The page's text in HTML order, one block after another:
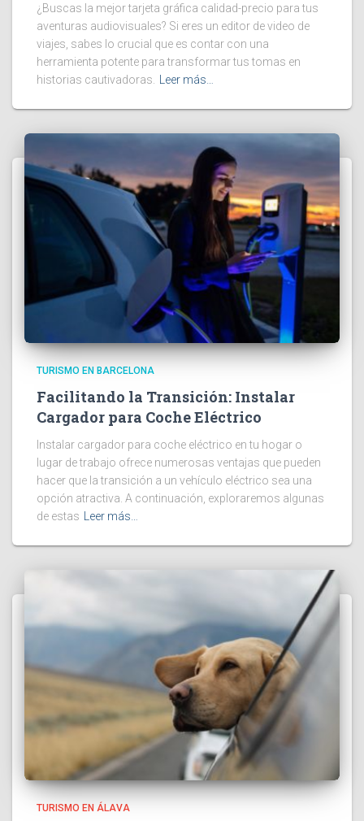
¿Buscas la mejor tarjeta gráfica calidad-precio para tus
aventuras audiovisuales? Si eres un editor de video de
viajes, sabes lo crucial que es contar con una
herramienta potente para transformar tus tomas en
historias cautivadoras.
Leer más…
TURISMO EN BARCELONA
Facilitando la Transición: Instalar
Cargador para Coche Eléctrico
Instalar cargador para coche eléctrico en tu hogar o
lugar de trabajo ofrece numerosas ventajas que pueden
hacer que la transición a un vehículo eléctrico sea una
opción atractiva. A continuación, exploraremos algunas
de estas Leer más…
TURISMO EN ÁLAVA